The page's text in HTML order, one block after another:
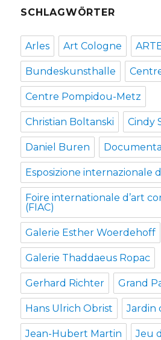
SCHLAGWÖRTER
Arles Art Cologne
Bundeskunsthalle
Centre Pompidou-Metz
Christian Boltanski Cindy
Daniel Buren Documenta
Esposizione internazionale
Foire internationale d’art
(FIAC)
Galerie Esther Woerdehoff
Galerie Thaddaeus Ropac
Gerhard Richter Grand
Hans Ulrich Obrist Jardin
Jean-Hubert Martin Jeu